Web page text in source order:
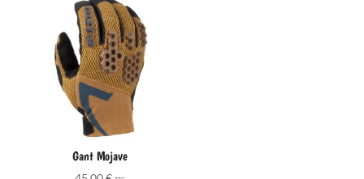
Gant Mojave